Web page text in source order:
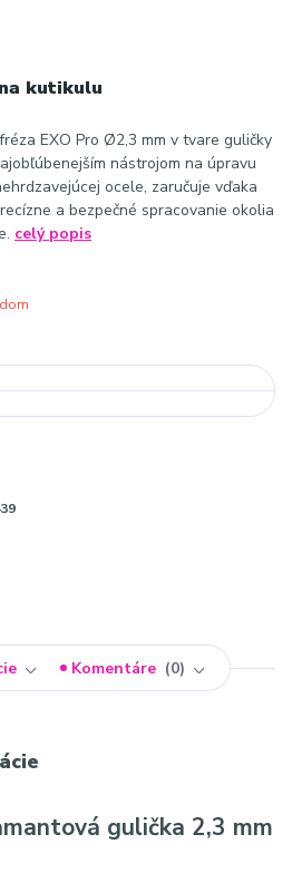
kutikulu
EXO Pro Ø2,3 mm v tvare guličky
nástrojom na úpravu
ocele, zaručuje vďaka
a bezpečné spracovanie okolia
celý popis
Komentáre 0
gulička 2,3 mm